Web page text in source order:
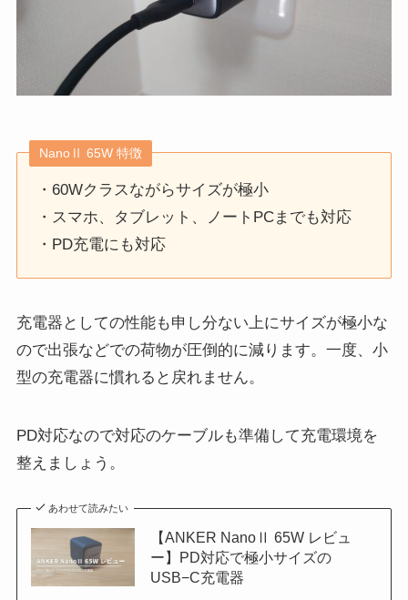
NanoⅡ 65W 特徴
・60Wクラスながらサイズが極小
・スマホ、タブレット、ノートPCまでも対応
・PD充電にも対応
充電器としての性能も申し分ない上にサイズが極小な
ので出張などでの荷物が圧倒的に減ります。一度、小
型の充電器に慣れると戻れません。
PD対応なので対応のケーブルも準備して充電環境を
整えましょう。
あわせて読みたい
【ANKER NanoⅡ 65W レビュ
ー】PD対応で極小サイズの
USB−C充電器